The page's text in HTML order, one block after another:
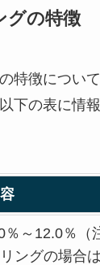
グの特徴
特徴につい
下の表に情
％～12.0％（
ングの場合